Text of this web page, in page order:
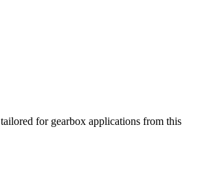
for gearbox applications from this